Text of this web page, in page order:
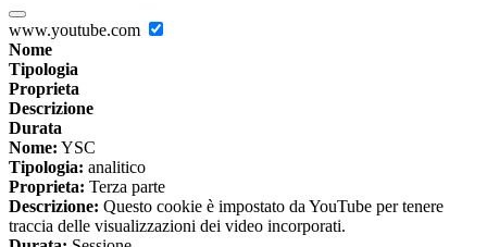
www.youtube.com
Nome
Tipologia
Proprieta
Descrizione
Durata
Nome: YSC
Tipologia: analitico
Proprieta: Terza parte
Descrizione: Questo cookie è impostato da YouTube per tenere
traccia delle visualizzazioni dei video incorporati.